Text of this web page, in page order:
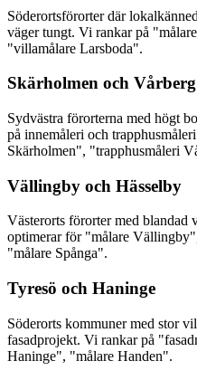
Söderortsförorter där
väger tungt. Vi rankar på
"villamålare Larsboda".
Skärholmen och Vårberg
Sydvästra förorterna med högt
på innemåleri och
Skärholmen", "trapphusmåleri
Vällingby och Hässelby
Västerorts förorter med blandad
optimerar för "målare
"målare Spånga".
Tyresö och Haninge
Söderorts kommuner med stor
fasadprojekt. Vi rankar på
Haninge", "målare Handen".